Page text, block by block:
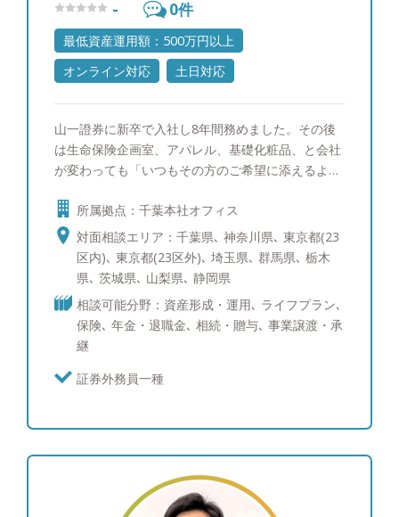
しいです。- 0件
最低資産運用額：500万円以上
オンライン対応
土日対応
山一證券に新卒で入社し8年間務めました。その後
は生命保険企画室、アパレル、基礎化粧品、と会社
が変わっても「いつもその方のご希望に添えるよう
証券界に戻り現在に至っております。大切なご資産
を一緒に増やしていきましょう。
所属拠点：千葉本社オフィス
対面相談エリア：千葉県､ 神奈川県､ 東京都(23
区内)､ 東京都(23区外)､ 埼玉県､ 群馬県､ 栃木
県､ 茨城県､ 山梨県､ 静岡県
相談可能分野：資産形成・運用､ ライフプラン､
保険､ 年金・退職金､ 相続・贈与､ 事業譲渡・承
継
証券外務員一種